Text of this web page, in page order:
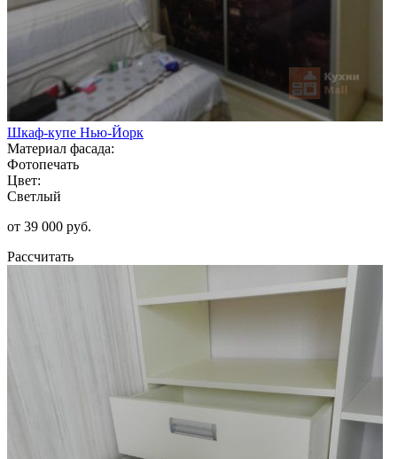
Шкаф-купе Нью-Йорк
Материал фасада:
Фотопечать
Цвет:
Светлый
от 39 000 руб.
Рассчитать